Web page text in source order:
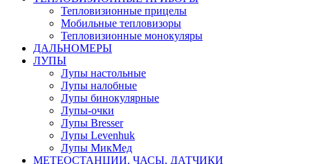
Тепловизионные прицелы
Мобильные тепловизоры
Тепловизионные монокуляры
ДАЛЬНОМЕРЫ
ЛУПЫ
Лупы настольные
Лупы налобные
Лупы бинокулярные
Лупы-очки
Лупы Bresser
Лупы Levenhuk
Лупы МикМед
МЕТЕОСТАНЦИИ, ЧАСЫ, ДАТЧИКИ